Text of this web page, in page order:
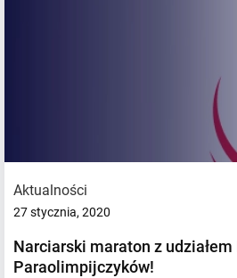
Aktualności
27 stycznia, 2020
Narciarski maraton z udziałem
Paraolimpijczyków!